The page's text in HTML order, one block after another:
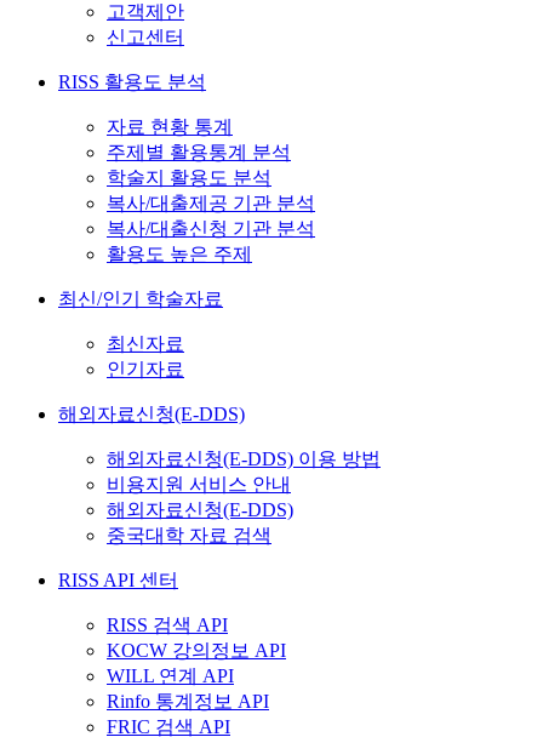
고객제안
신고센터
RISS 활용도 분석
자료 현황 통계
주제별 활용통계 분석
학술지 활용도 분석
복사/대출제공 기관 분석
복사/대출신청 기관 분석
활용도 높은 주제
최신/인기 학술자료
최신자료
인기자료
해외자료신청(E-DDS)
해외자료신청(E-DDS) 이용 방법
비용지원 서비스 안내
해외자료신청(E-DDS)
중국대학 자료 검색
RISS API 센터
RISS 검색 API
KOCW 강의정보 API
WILL 연계 API
Rinfo 통계정보 API
FRIC 검색 API